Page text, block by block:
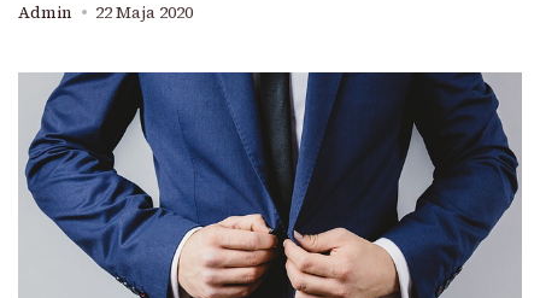
Admin 22 Maja 2020